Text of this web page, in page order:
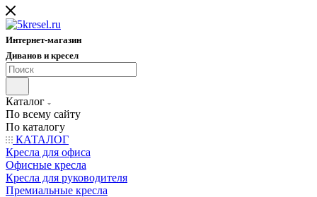
Интернет-магазин
Диванов и кресел
Каталог
По всему сайту
По каталогу
КАТАЛОГ
Кресла для офиса
Офисные кресла
Кресла для руководителя
Премиальные кресла